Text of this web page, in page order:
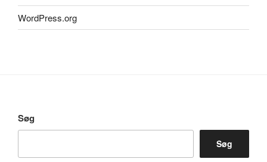
WordPress.org
Søg
Søg